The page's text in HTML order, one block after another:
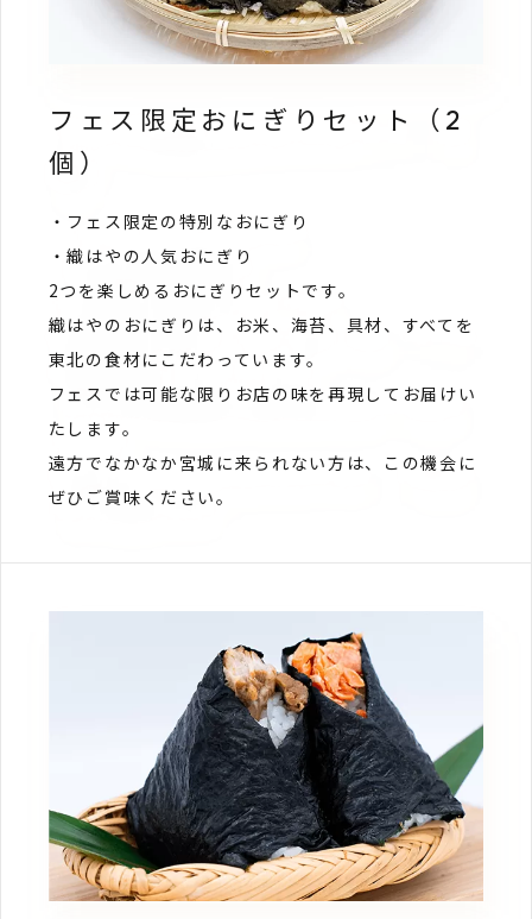
フェス限定おにぎりセット（2
個）
・フェス限定の特別なおにぎり
・織はやの人気おにぎり
2つを楽しめるおにぎりセットです。
織はやのおにぎりは、お米、海苔、具材、すべてを
東北の食材にこだわっています。
フェスでは可能な限りお店の味を再現してお届けい
たします。
遠方でなかなか宮城に来られない方は、この機会に
ぜひご賞味ください。